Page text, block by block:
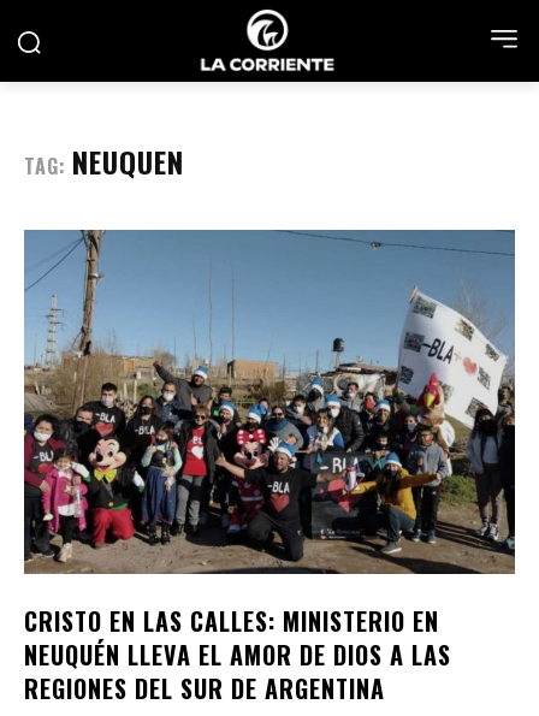
TAG: NEUQUEN
CRISTO EN LAS CALLES: MINISTERIO EN
NEUQUÉN LLEVA EL AMOR DE DIOS A LAS
REGIONES DEL SUR DE ARGENTINA